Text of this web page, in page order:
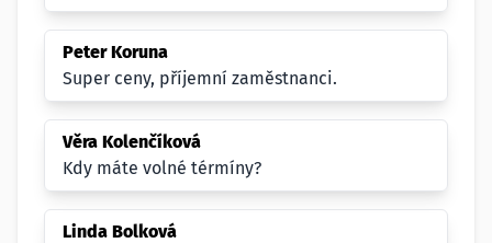
Peter Koruna
Super ceny, příjemní zaměstnanci.
Věra Kolenčíková
Kdy máte volné térmíny?
Linda Bolková